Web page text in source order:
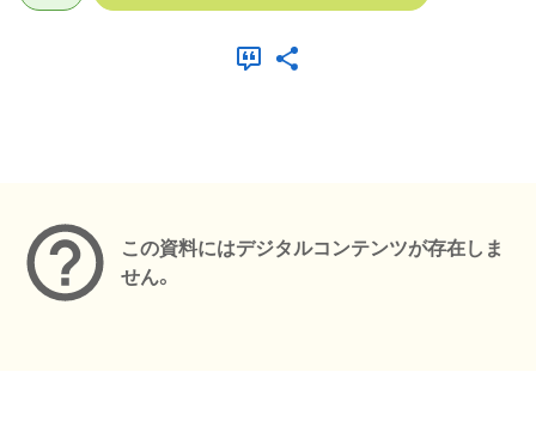
この資料にはデジタルコンテンツが存在しま
せん。